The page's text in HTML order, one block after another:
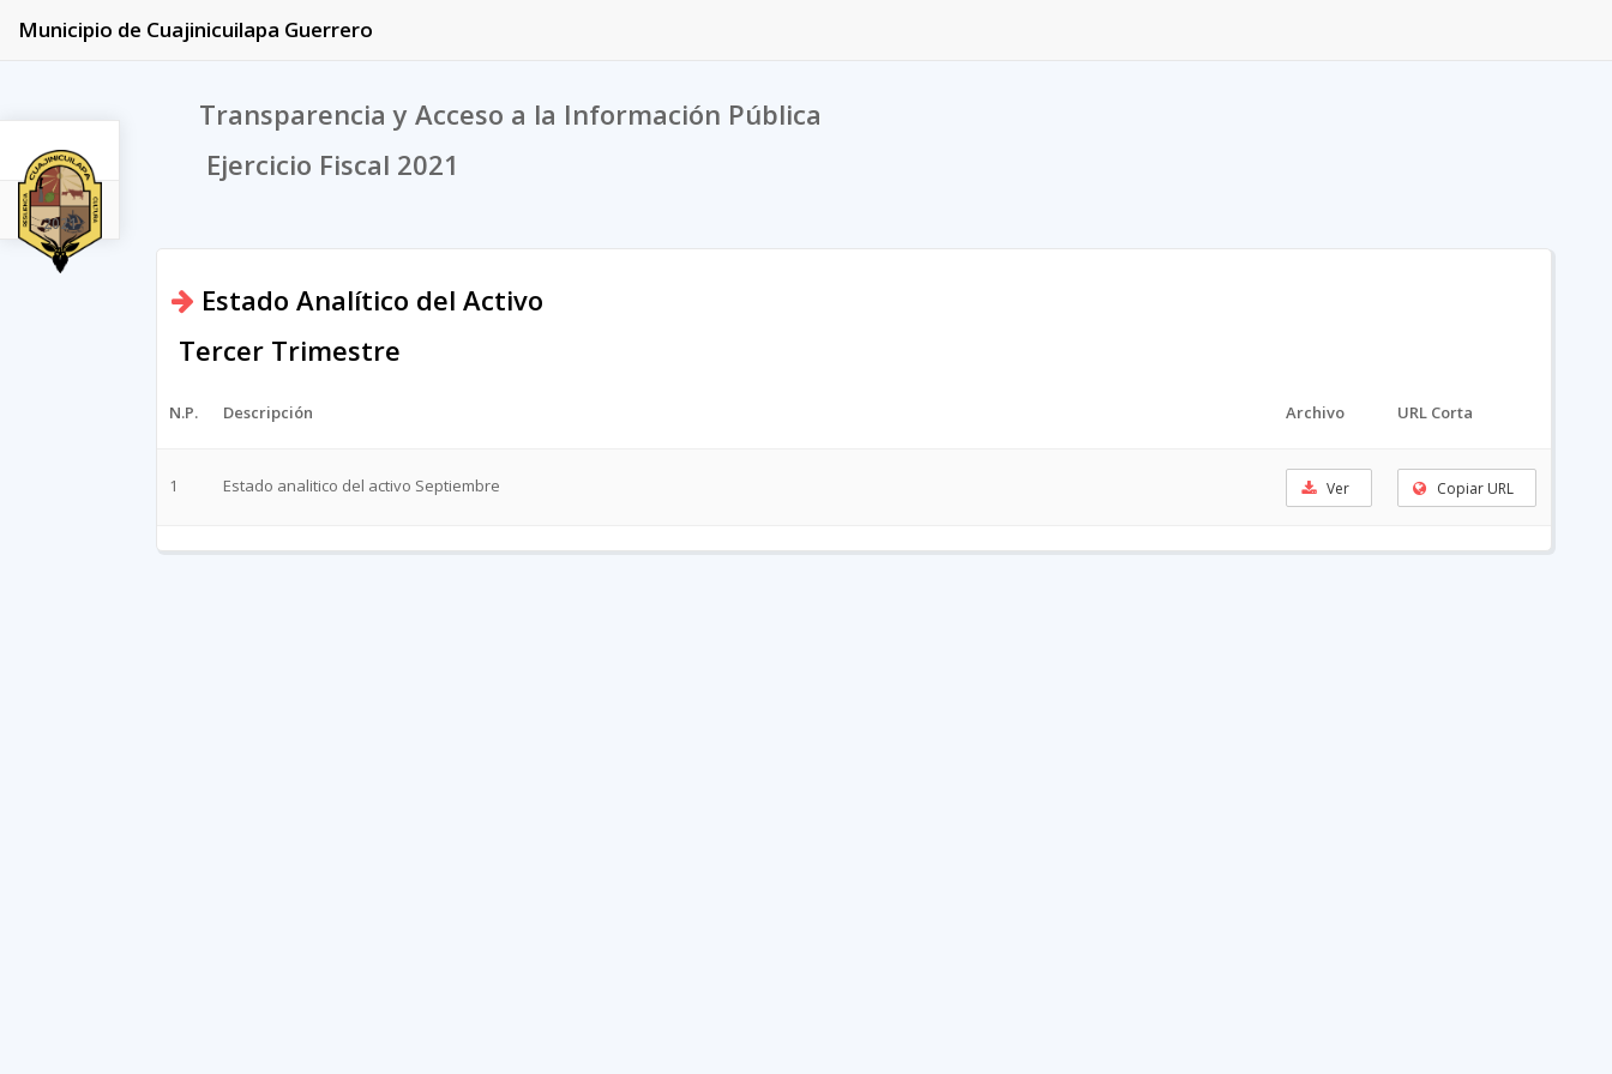
2021
Municipio de Cuajinicuilapa Guerrero
Transparencia y Acceso a la Información Pública
Ejercicio Fiscal 2021
Estado Analítico del Activo
Tercer Trimestre
N.P. Descripción Archivo URL Corta
1 Estado analitico del activo Septiembre Ver Copiar URL